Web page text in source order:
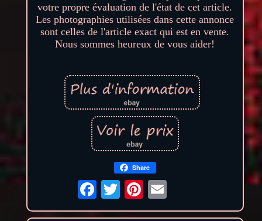
votre propre évaluation de l'état de cet article.
Les photographies utilisées dans cette annonce
sont celles de l'article exact qui est en vente.
Nous sommes heureux de vous aider!
Share